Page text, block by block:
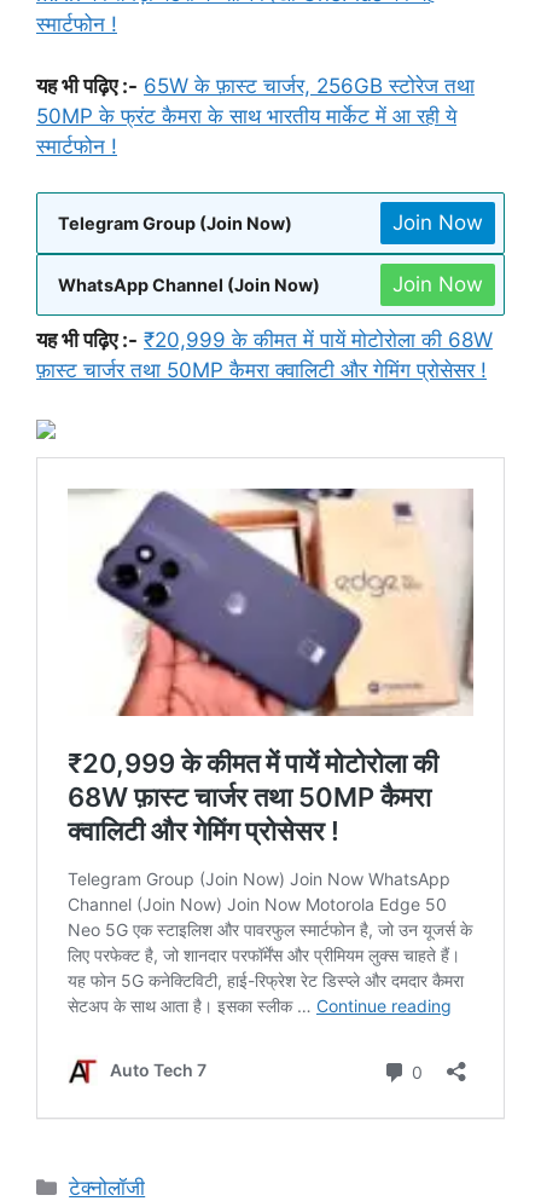
स्मार्टफोन !
यह भी पढ़िए :- 65W के फ़ास्ट चार्जर, 256GB स्टोरेज तथा
50MP के फ्रंट कैमरा के साथ भारतीय मार्केट में आ रही ये
स्मार्टफोन !
Telegram Group (Join Now) Join Now
WhatsApp Channel (Join Now) Join Now
यह भी पढ़िए :- ₹20,999 के कीमत में पायें मोटोरोला की 68W
फ़ास्ट चार्जर तथा 50MP कैमरा क्वालिटी और गेमिंग प्रोसेसर !
Categories
टेक्नोलॉजी